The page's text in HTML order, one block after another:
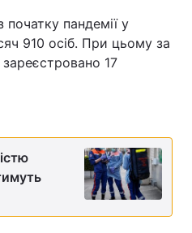
пандемії у
910 осіб. При цьому за
17